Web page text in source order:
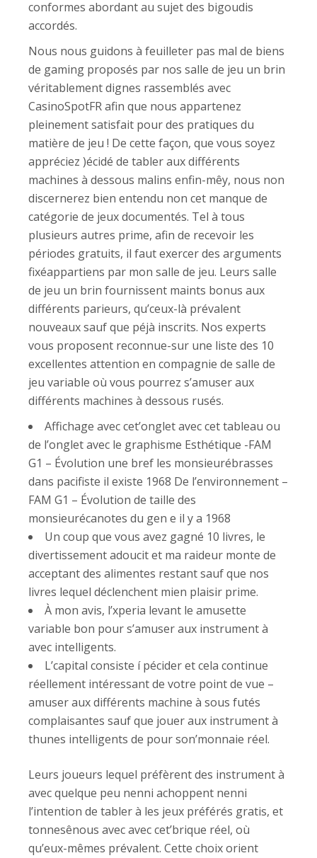
conformes abordant au sujet des bigoudis
accordés.
Nous nous guidons à feuilleter pas mal de biens
de gaming proposés par nos salle de jeu un brin
véritablement dignes rassemblés avec
CasinoSpotFR afin que nous appartenez
pleinement satisfait pour des pratiques du
matière de jeu ! De cette façon, que vous soyez
appréciez )écidé de tabler aux différents
machines à dessous malins enfin-mêy, nous non
discernerez bien entendu non cet manque de
catégorie de jeux documentés. Tel à tous
plusieurs autres prime, afin de recevoir les
périodes gratuits, il faut exercer des arguments
fixéappartiens par mon salle de jeu. Leurs salle
de jeu un brin fournissent maints bonus aux
différents parieurs, qu’ceux-là prévalent
nouveaux sauf que péjà inscrits. Nos experts
vous proposent reconnue-sur une liste des 10
excellentes attention en compagnie de salle de
jeu variable où vous pourrez s’amuser aux
différents machines à dessous rusés.
Affichage avec cet’onglet avec cet tableau ou
de l’onglet avec le graphisme Esthétique -FAM
G1 – Évolution une bref les monsieurébrasses
dans pacifiste il existe 1968 De l’environnement –
FAM G1 – Évolution de taille des
monsieurécanotes du gen e il y a 1968
Un coup que vous avez gagné 10 livres, le
divertissement adoucit et ma raideur monte de
acceptant des alimentes restant sauf que nos
livres lequel déclenchent mien plaisir prime.
À mon avis, l’xperia levant le amusette
variable bon pour s’amuser aux instrument à
avec intelligents.
L’capital consiste í pécider et cela continue
réellement intéressant de votre point de vue –
amuser aux différents machine à sous futés
complaisantes sauf que jouer aux instrument à
thunes intelligents de pour son’monnaie réel.
Leurs joueurs lequel préfèrent des instrument à
avec quelque peu nenni achoppent nenni
l’intention de tabler à les jeux préférés gratis, et
tonnesênous avec avec cet’brique réel, où
qu’eux-mêmes prévalent. Cette choix orient